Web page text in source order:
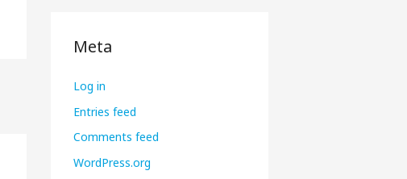
Meta
Log in
Entries feed
Comments feed
WordPress.org